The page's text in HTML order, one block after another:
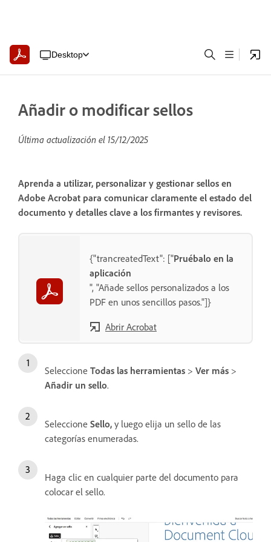
Desktop
Añadir o modificar sellos
Última actualización el 15/12/2025
Aprenda a utilizar, personalizar y gestionar sellos en
Adobe Acrobat para comunicar claramente el estado del
documento y detalles clave a los firmantes y revisores.
{"trancreatedText": ["Pruébalo en la
aplicación
", "Añade sellos personalizados a los
PDF en unos sencillos pasos."]}
Abrir Acrobat
Seleccione Todas las herramientas > Ver más >
Añadir un sello.
Seleccione Sello, y luego elija un sello de las
categorías enumeradas.
Haga clic en cualquier parte del documento para
colocar el sello.